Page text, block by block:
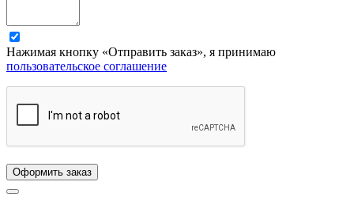
Нажимая кнопку «Отправить заказ», я принимаю
пользовательское соглашение